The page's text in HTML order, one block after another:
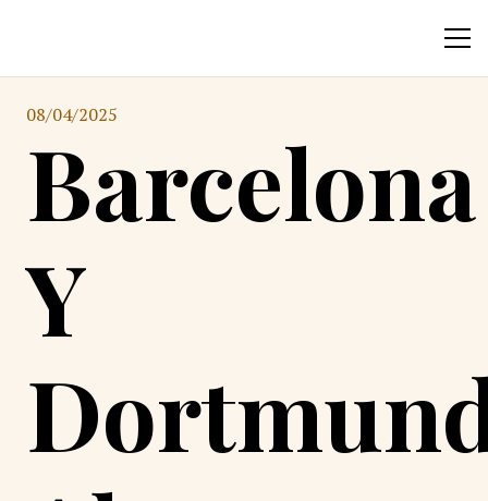
08/04/2025
Barcelona
Y